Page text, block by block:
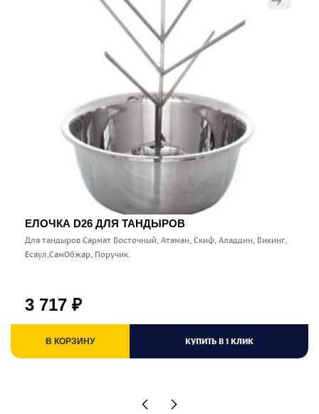
ЕЛОЧКА D26 ДЛЯ ТАНДЫРОВ
Для тандыров Сармат Восточный, Атаман, Скиф, Аладдин, Викинг,
Есаул,СамОбжар, Поручик.
3 717 ₽
В КОРЗИНУ КУПИТЬ В 1 КЛИК